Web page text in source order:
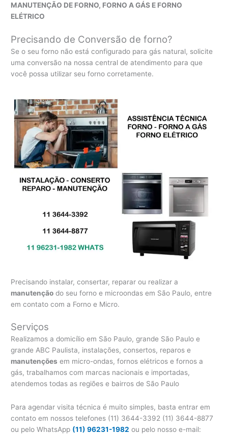
MANUTENÇÃO DE FORNO, FORNO A GÁS E FORNO
ELÉTRICO
Precisando de Conversão de forno?
Se o seu forno não está configurado para gás natural, solicite
uma conversão na nossa central de atendimento para que
você possa utilizar seu forno corretamente.
Precisando instalar, consertar, reparar ou realizar a
manutenção do seu forno e microondas em São Paulo, entre
em contato com a Forno e Micro.
Serviços
Realizamos a domicílio em São Paulo, grande São Paulo e
grande ABC Paulista, instalações, consertos, reparos e
manutenções em micro-ondas, fornos elétricos e fornos a
gás, trabalhamos com marcas nacionais e importadas,
atendemos todas as regiões e bairros de São Paulo
Para agendar visita técnica é muito simples, basta entrar em
contato em nossos telefones (11) 3644-3392 (11) 3644-8877
ou pelo WhatsApp (11) 96231-1982 ou pelo nosso e-mail: